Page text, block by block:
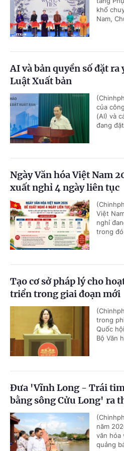
khổ
Nam,
AI và bản quyền số đặt
Luật Xuất bản
của
(AI) và
đang
Ngày Văn hóa Việt Nam
xuất nghỉ 4 ngày liên tục
Việt
nghỉ
trong
Tạo cơ sở pháp lý cho
triển trong giai đoạn mới
trong
Quốc
Bộ Văn
Đưa 'Vĩnh Long - Trái
bằng sông Cửu Long' ra
năm
văn hóa
quảng